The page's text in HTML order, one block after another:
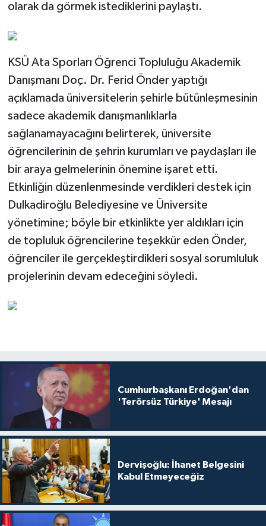
olarak da görmek istediklerini paylaştı.
KSÜ Ata Sporları Öğrenci Topluluğu Akademik
Danışmanı Doç. Dr. Ferid Önder yaptığı
açıklamada üniversitelerin şehirle bütünleşmesinin
sadece akademik danışmanlıklarla
sağlanamayacağını belirterek, üniversite
öğrencilerinin de şehrin kurumları ve paydaşları ile
bir araya gelmelerinin önemine işaret etti.
Etkinliğin düzenlenmesinde verdikleri destek için
Dulkadiroğlu Belediyesine ve Üniversite
yönetimine; böyle bir etkinlikte yer aldıkları için
de topluluk öğrencilerine teşekkür eden Önder,
öğrenciler ile gerçekleştirdikleri sosyal sorumluluk
projelerinin devam edeceğini söyledi.
Cumhurbaşkanı Erdoğan'dan
'Terörsüz Türkiye' Mesajı
Dervişoğlu: İhanet Belgesini
Kabul Etmeyeceğiz